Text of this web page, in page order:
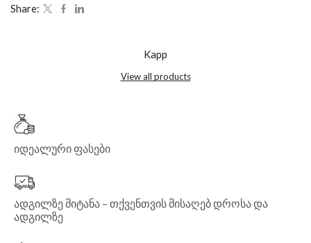
Share:
Kapp
View all products
იდეალური ფასები
ადგილზე მიტანა – თქვენთვის მისაღებ დროსა და
ადგილზე